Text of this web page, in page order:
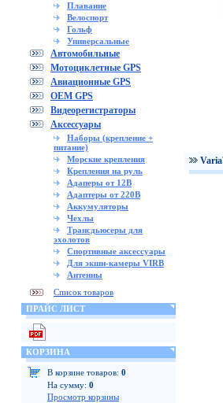
Плавание
Велоспорт
Гольф
Универсальные
Автомобильные
Мотоциклетные GPS
Авиационные GPS
OEM GPS
Видеорегистраторы
Аксессуары
Наборы (крепление +
питание)
Морские крепления
Крепления на руль
Адаперы от 12В
Адаптеры от 220В
Аккумуляторы
Чехлы
Трансдьюсеры для
эхолотов
Спортивные аксессуары
Для экшн-камеры VIRB
Антенны
Список товаров
ПРАЙС ЛИСТ
КОРЗИНА
В корзине товаров: 0
На сумму: 0
Просмотр корзины